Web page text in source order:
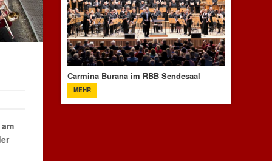
Carmina Burana im RBB Sendesaal
MEHR